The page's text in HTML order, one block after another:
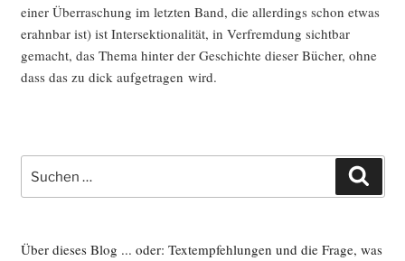
einer Über­ra­schung im letz­ten Band, die aller­dings schon etwas
erahn­bar ist) ist Inter­sek­tio­na­li­tät, in Ver­frem­dung sicht­bar
gemacht, das The­ma hin­ter der Geschich­te die­ser Bücher, ohne
dass das zu dick auf­ge­tra­gen wird.
nach:
Über dieses Blog ... oder: Textempfehlungen und die Frage, was